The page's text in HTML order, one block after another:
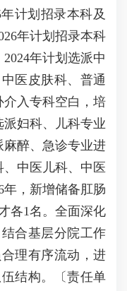
计划招录本科及
年计划招录本科
年计划选派中
医皮肤科、普通
入专科空白，培
派妇科、儿科专业
麻醉、急诊专业进
中医儿科、中医
年，新增储备肛肠
各1名。全面深化
合基层分院工作
理有序流动，进
结构。〔责任单